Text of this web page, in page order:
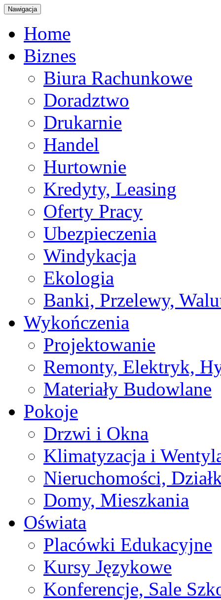
Nawigacja
Home
Biznes
Biura Rachunkowe
Doradztwo
Drukarnie
Handel
Hurtownie
Kredyty, Leasing
Oferty Pracy
Ubezpieczenia
Windykacja
Ekologia
Banki, Przelewy,
Wykończenia
Projektowanie
Remonty, Elektryk,
Materiały Budowlane
Pokoje
Drzwi i Okna
Klimatyzacja i
Nieruchomości,
Domy, Mieszkania
Oświata
Placówki Edukacyjne
Kursy Językowe
Konferencje, Sale